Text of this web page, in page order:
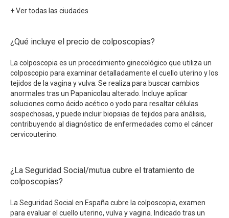
+ Ver todas las ciudades
¿Qué incluye el precio de colposcopias?
La colposcopia es un procedimiento ginecológico que utiliza un
colposcopio para examinar detalladamente el cuello uterino y los
tejidos de la vagina y vulva. Se realiza para buscar cambios
anormales tras un Papanicolau alterado. Incluye aplicar
soluciones como ácido acético o yodo para resaltar células
sospechosas, y puede incluir biopsias de tejidos para análisis,
contribuyendo al diagnóstico de enfermedades como el cáncer
cervicouterino.
¿La Seguridad Social/mutua cubre el tratamiento de
colposcopias?
La Seguridad Social en España cubre la colposcopia, examen
para evaluar el cuello uterino, vulva y vagina. Indicado tras un